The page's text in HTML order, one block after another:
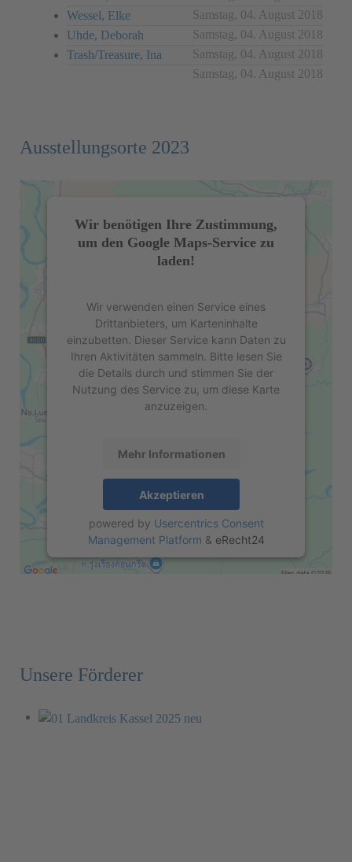
Samstag, 04. August 2018
Wessel, Elke
Samstag, 04. August 2018
Uhde, Deborah
Samstag, 04. August 2018
Trash/Treasure, Ina
Samstag, 04. August 2018
Ausstellungsorte 2023
Wir benötigen Ihre Zustimmung,
um den Google Maps-Service zu
laden!
Wir verwenden einen Service eines
Drittanbieters, um Karteninhalte
einzubetten. Dieser Service kann Daten zu
Ihren Aktivitäten sammeln. Bitte lesen Sie
die Details durch und stimmen Sie der
Nutzung des Service zu, um diese Karte
anzuzeigen.
Mehr Informationen
Akzeptieren
powered by Usercentrics Consent
Management Platform & eRecht24
Unsere Förderer